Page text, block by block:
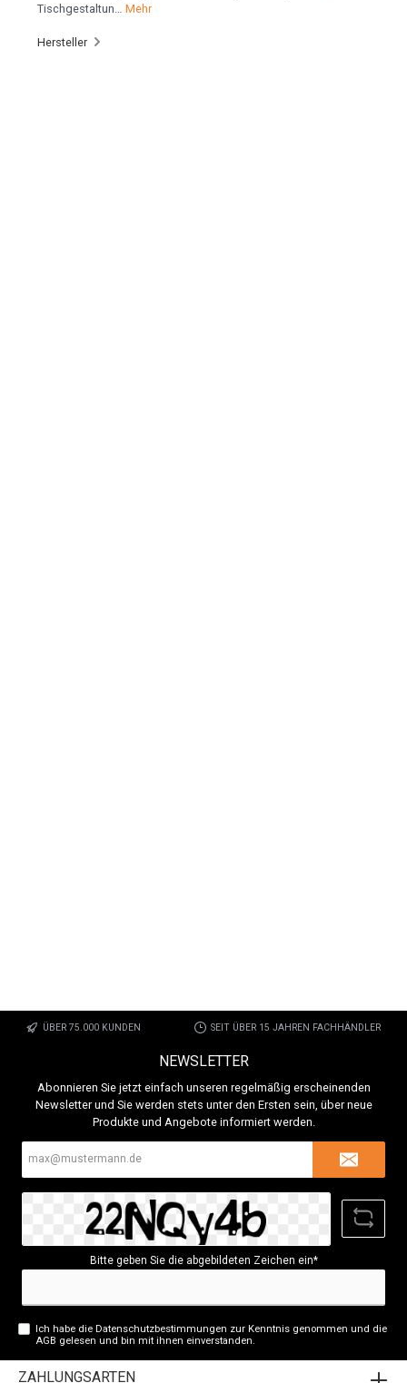
Tischgestaltun… Mehr
Hersteller
ÜBER 75.000 KUNDEN SEIT ÜBER 15 JAHREN FACHHÄNDLER
NEWSLETTER
Abonnieren Sie jetzt einfach unseren regelmäßig erscheinenden
Newsletter und Sie werden stets unter den Ersten sein, über neue
Produkte und Angebote informiert werden.
Bitte geben Sie die abgebildeten Zeichen ein*
Ich habe dieDatenschutzbestimmungen zur Kenntnis genommen und die
AGB gelesen und bin mit ihnen einverstanden.
ZAHLUNGSARTEN